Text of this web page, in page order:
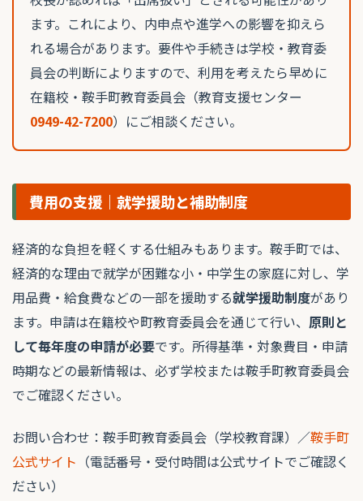
ます。これにより、内申点や進学への影響を抑えら
れる場合があります。要件や手続きは学校・教育委
員会の判断によりますので、利用を考えたら早めに
在籍校・鞍手町教育委員会（教育支援センター
0949-42-7200）にご相談ください。
費用の支援｜就学援助と補助制度
経済的な負担を軽くする仕組みもあります。鞍手町では、
経済的な理由で就学が困難な小・中学生の家庭に対し、学
用品費・給食費などの一部を援助する就学援助制度があり
ます。申請は在籍校や町教育委員会を通じて行い、 原則と
して毎年度の申請が必要です。所得基準・対象費目・申請
時期などの最新情報は、必ず学校または鞍手町教育委員会
でご確認ください。
お問い合わせ：鞍手町教育委員会（学校教育課）／鞍手町
公式サイト （電話番号・受付時間は公式サイトでご確認く
ださい）